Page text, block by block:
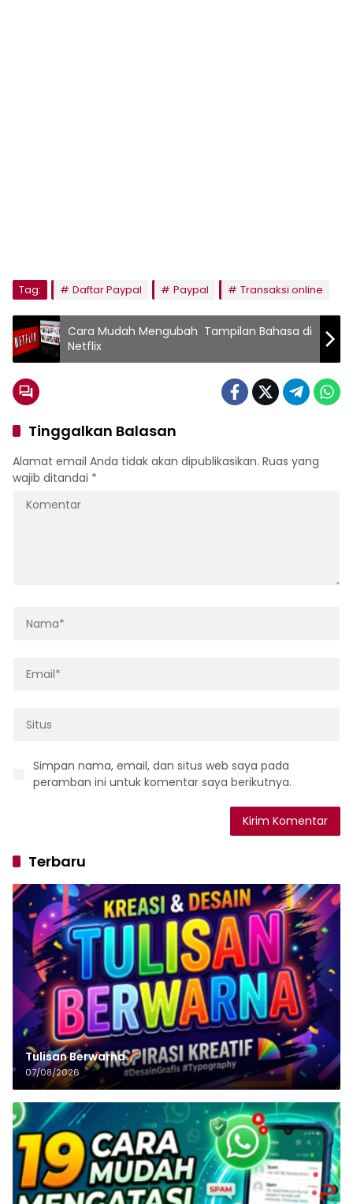
Tag: Daftar Paypal Paypal Transaksi online
Cara Mudah Mengubah Tampilan Bahasa di
Netflix
Tinggalkan Balasan
Alamat email Anda tidak akan dipublikasikan. Ruas yang
wajib ditandai *
Simpan nama, email, dan situs web saya pada
peramban ini untuk komentar saya berikutnya.
Terbaru
Tulisan‌‌‌‌‌‌‌‌‌‌‌‌‌‌‌‌ Berwarna
07/08/2026